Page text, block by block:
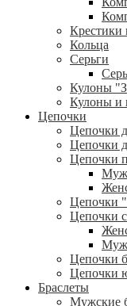
Крестики
Кольца
Серьги
Кулоны
Кулоны и
Цепочки
Цепочки
Цепочки
Цепочки
Цепочки
Цепочки
Цепочки
Цепочки
Браслеты
Мужские